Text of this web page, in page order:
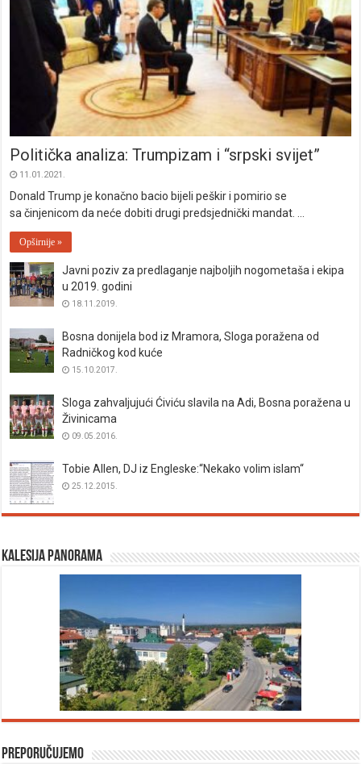
Politička analiza: Trumpizam i “srpski svijet”
11.01.2021.
Donald Trump je konačno bacio bijeli peškir i pomirio se
sa činjenicom da neće dobiti drugi predsjednički mandat. …
Opširnije »
Javni poziv za predlaganje najboljih nogometaša i ekipa
u 2019. godini
18.11.2019.
Bosna donijela bod iz Mramora, Sloga poražena od
Radničkog kod kuće
15.10.2017.
Sloga zahvaljujući Ćiviću slavila na Adi, Bosna poražena u
Živinicama
09.05.2016.
Tobie Allen, DJ iz Engleske:“Nekako volim islam“
25.12.2015.
Kalesija panorama
Preporučujemo